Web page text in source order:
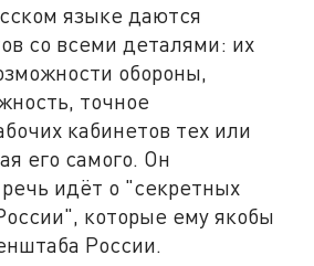
языке даются
со всеми деталями: их
обороны,
точное
кабинетов тех или
его самого. Он
идёт о "секретных
которые ему якобы
России.